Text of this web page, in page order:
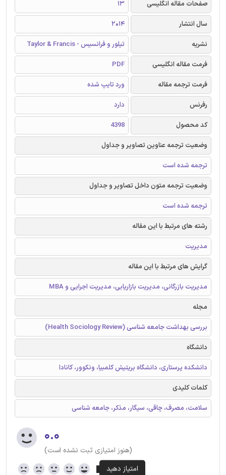
صفحات مقاله انگلیسی
13
سال انتشار
2014
نشریه
تیلور و فرانسیس - Taylor & Francis
فرمت مقاله انگلیسی
PDF
فرمت ترجمه مقاله
ورد تایپ شده
رفرنس
دارد
کد محصول
4398
وضعیت ترجمه عناوین تصاویر و جداول
ترجمه شده است
وضعیت ترجمه متون داخل تصاویر و جداول
ترجمه شده است
رشته های مرتبط با این مقاله
مدیریت
گرایش های مرتبط با این مقاله
مدیریت بازرگانی، مدیریت بازاریابی، مدیریت اجرایی و MBA
مجله
بررسی بهداشت جامعه شناسی (Health Sociology Review)
دانشگاه
دانشکده پرستاری، دانشگاه بریتیش کلمبیا، ونکوور، کانادا
کلمات کلیدی
سلامت، مصرف، چاقی، سیگار، مذکر، جامعه شناسی
۰.۰
(هنوز امتیازی ثبت نشده است)